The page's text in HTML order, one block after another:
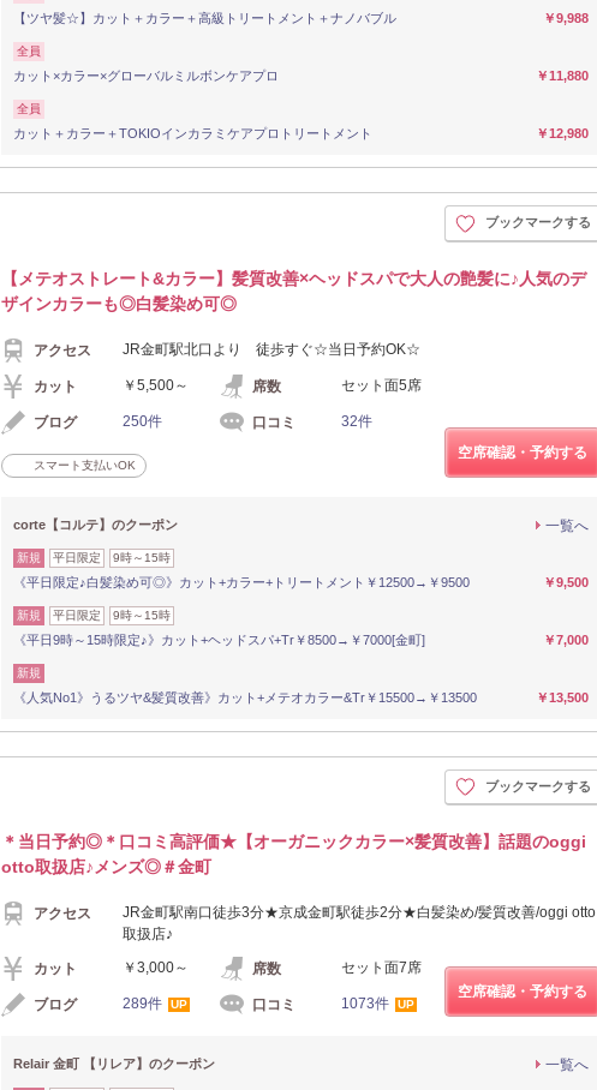
【ツヤ髪☆】カット＋カラー＋高級トリートメント＋ナノバブル ￥9,988
全員
カット×カラー×グローバルミルボンケアプロ ￥11,880
全員
カット＋カラー＋TOKIOインカラミケアプロトリートメント ￥12,980
ブックマークする
【メテオストレート&カラー】髪質改善×ヘッドスパで大人の艶髪に♪人気のデ
ザインカラーも◎白髪染め可◎
アクセス JR金町駅北口より 徒歩すぐ☆当日予約OK☆
カット ￥5,500～ 席数 セット面5席
ブログ 250件 口コミ 32件
スマート支払いOK
空席確認・予約する
corte【コルテ】のクーポン 一覧へ
新規 平日限定 9時～15時
《平日限定♪白髪染め可◎》カット+カラー+トリートメント￥12500→￥9500 ￥9,500
新規 平日限定 9時～15時
《平日9時～15時限定♪》カット+ヘッドスパ+Tr￥8500→￥7000[金町] ￥7,000
新規
《人気No1》うるツヤ&髪質改善》カット+メテオカラー&Tr￥15500→￥13500 ￥13,500
ブックマークする
＊当日予約◎＊口コミ高評価★【オーガニックカラー×髪質改善】話題のoggi
otto取扱店♪メンズ◎＃金町
アクセス
JR金町駅南口徒歩3分★京成金町駅徒歩2分★白髪染め/髪質改善/oggi otto
取扱店♪
カット ￥3,000～ 席数 セット面7席
ブログ 289件 UP 口コミ 1073件 UP
空席確認・予約する
Relair 金町 【リレア】のクーポン 一覧へ